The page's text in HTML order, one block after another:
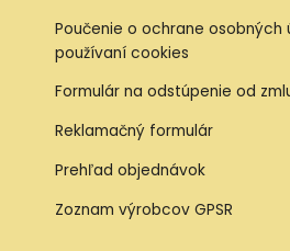
Poučenie o ochrane osobných
používaní cookies
Formulár na odstúpenie od
Reklamačný formulár
Prehľad objednávok
Zoznam výrobcov GPSR